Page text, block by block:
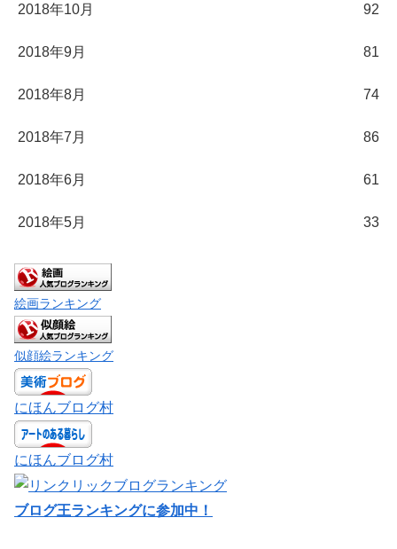
2018年10月 92
2018年9月 81
2018年8月 74
2018年7月 86
2018年6月 61
2018年5月 33
絵画ランキング
似顔絵ランキング
にほんブログ村
にほんブログ村
ブログ王ランキングに参加中！